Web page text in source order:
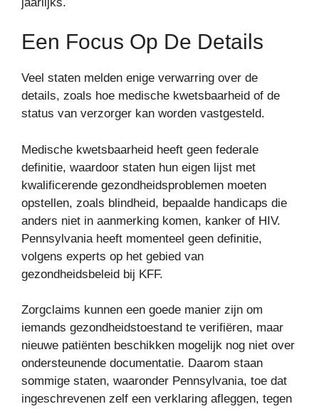
Een Focus Op De Details
Veel staten melden enige verwarring over de
details, zoals hoe medische kwetsbaarheid of de
status van verzorger kan worden vastgesteld.
Medische kwetsbaarheid heeft geen federale
definitie, waardoor staten hun eigen lijst met
kwalificerende gezondheidsproblemen moeten
opstellen, zoals blindheid, bepaalde handicaps die
anders niet in aanmerking komen, kanker of HIV.
Pennsylvania heeft momenteel geen definitie,
volgens experts op het gebied van
gezondheidsbeleid bij KFF.
Zorgclaims kunnen een goede manier zijn om
iemands gezondheidstoestand te verifiëren, maar
nieuwe patiënten beschikken mogelijk nog niet over
ondersteunende documentatie. Daarom staan ​​
sommige staten, waaronder Pennsylvania, toe dat
ingeschrevenen zelf een verklaring afleggen, tegen